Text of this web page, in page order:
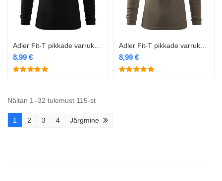
8,99 € 8,99 €
Näitan 1–32 tulemust 115-st
1 2 3 4 Järgmine